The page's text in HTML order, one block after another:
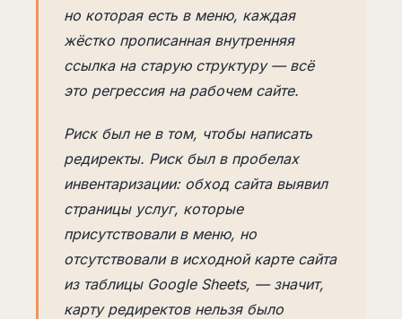
но которая есть в меню, каждая
жёстко прописанная внутренняя
ссылка на старую структуру — всё
это регрессия на рабочем сайте.
Риск был не в том, чтобы написать
редиректы. Риск был в пробелах
инвентаризации: обход сайта выявил
страницы услуг, которые
присутствовали в меню, но
отсутствовали в исходной карте сайта
из таблицы Google Sheets, — значит,
карту редиректов нельзя было